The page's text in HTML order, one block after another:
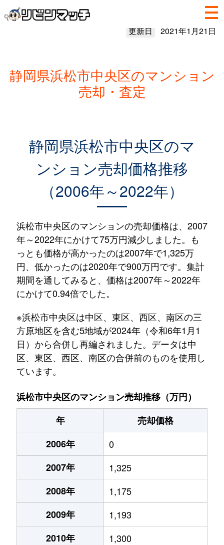
更新日 2021年1月21日
静岡県浜松市中央区のマンション
売却・査定
静岡県浜松市中央区のマ
ンション売却価格推移
（2006年～2022年）
浜松市中央区のマンションの売却価格は、2007
年～2022年にかけて75万円減少しました。も
っとも価格が高かったのは2007年で1,325万
円、低かったのは2020年で900万円です。集計
期間を通してみると、価格は2007年～2022年
にかけて0.94倍でした。
※浜松市中央区は中区、東区、西区、南区の三
方原地区を含む5地域が2024年（令和6年1月1
日）から合併し再編されました。データは中
区、東区、西区、南区の合併前のものを使用し
ています。
浜松市中央区のマンション売却推移（万円）
年
売却価格
2006年
0
2007年
1,325
2008年
1,175
2009年
1,193
2010年
1,300